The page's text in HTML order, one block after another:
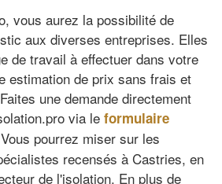
vous aurez la possibilité de
aux diverses entreprises. Elles
de travail à effectuer dans votre
estimation de prix sans frais et
une demande directement
via le formulaire
pourrez miser sur les
recensés à Castries, en
de l'isolation. En plus de